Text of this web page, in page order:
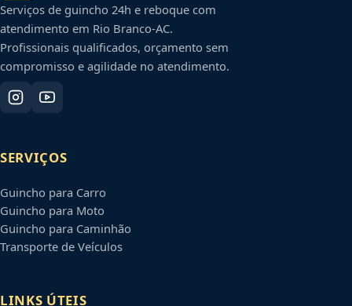
Serviços de guincho 24h e reboque com
atendimento em Rio Branco-AC.
Profissionais qualificados, orçamento sem
compromisso e agilidade no atendimento.
SERVIÇOS
Guincho para Carro
Guincho para Moto
Guincho para Caminhão
Transporte de Veículos
LINKS ÚTEIS